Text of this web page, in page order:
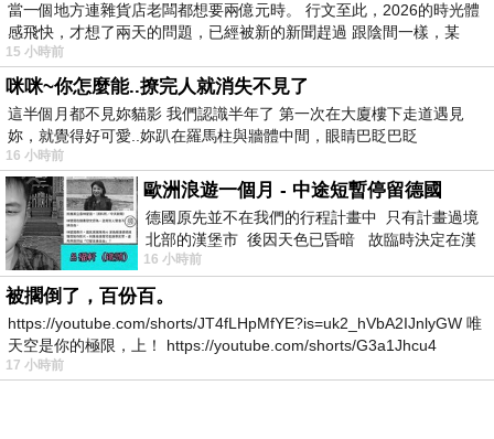
當一個地方連雜貨店老闆都想要兩億元時。 行文至此，2026的時光體
感飛快，才想了兩天的問題，已經被新的新聞趕過 跟陰間一樣，某
15 小時前
咪咪~你怎麼能..撩完人就消失不見了
這半個月都不見妳貓影 我們認識半年了 第一次在大廈樓下走道遇見
妳，就覺得好可愛..妳趴在羅馬柱與牆體中間，眼睛巴眨巴眨
16 小時前
歐洲浪遊一個月 - 中途短暫停留德國
德國原先並不在我們的行程計畫中 只有計畫過境
北部的漢堡市 後因天色已昏暗 故臨時決定在漢
堡市吃晚餐和過夜
16 小時前
被擱倒了，百份百。
https://youtube.com/shorts/JT4fLHpMfYE?is=uk2_hVbA2IJnlyGW 唯
天空是你的極限，上！ https://youtube.com/shorts/G3a1Jhcu4
17 小時前